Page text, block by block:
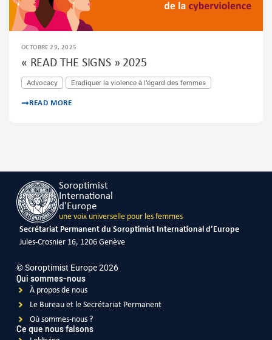
OCTOBRE 29, 2025
« READ THE SIGNS » 2025
Advocacy Eradiquer la violence à l'égard des femmes
READ MORE
Soroptimist
International
d'Europe
une voix universelle pour les femmes
Secrétariat Permanent du Soroptimist International d’Europe
Jules-Crosnier 16, 1206 Genève
© Soroptimist Europe 2026
Qui sommes-nous
À propos de nous
Le Bureau et le Secrétariat Permanent
Où sommes-nous ?
Ce que nous faisons